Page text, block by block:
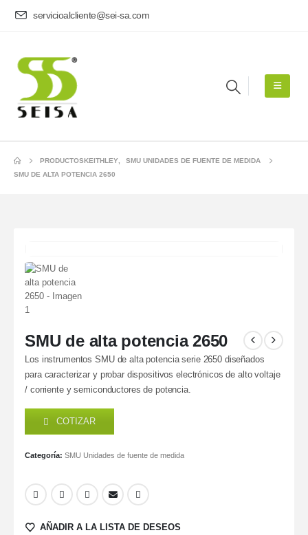
servicioalcliente@sei-sa.com
PRODUCTOSKEITHLEY
SMU UNIDADES DE FUENTE DE MEDIDA
SMU DE ALTA POTENCIA 2650
SMU de alta potencia 2650
Los instrumentos SMU de alta potencia serie 2650 diseñados
para caracterizar y probar dispositivos electrónicos de alto voltaje
/ corriente y semiconductores de potencia.
COTIZAR
Categoría:SMU Unidades de fuente de medida
AÑADIR A LA LISTA DE DESEOS